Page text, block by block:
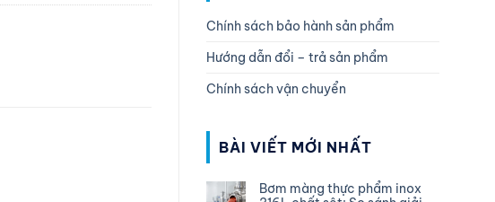
Chính sách bảo hành sản phẩm
Hướng dẫn đổi – trả sản phẩm
Chính sách vận chuyển
BÀI VIẾT MỚI NHẤT
Bơm màng thực phẩm inox